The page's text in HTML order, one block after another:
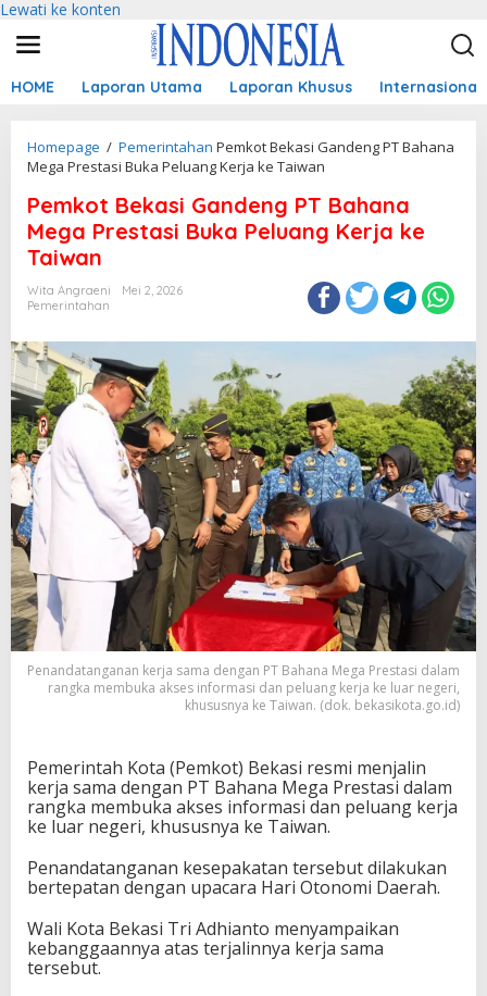
Lewati ke konten
HOME Laporan Utama Laporan Khusus Internasional
Homepage / Pemerintahan Pemkot Bekasi Gandeng PT Bahana
Mega Prestasi Buka Peluang Kerja ke Taiwan
Pemkot Bekasi Gandeng PT Bahana
Mega Prestasi Buka Peluang Kerja ke
Taiwan
Wita Angraeni
Mei 2, 2026
Pemerintahan
Penandatanganan kerja sama dengan PT Bahana Mega Prestasi dalam
rangka membuka akses informasi dan peluang kerja ke luar negeri,
khususnya ke Taiwan. (dok. bekasikota.go.id)
Pemerintah Kota (Pemkot) Bekasi resmi menjalin
kerja sama dengan PT Bahana Mega Prestasi dalam
rangka membuka akses informasi dan peluang kerja
ke luar negeri, khususnya ke Taiwan.
Penandatanganan kesepakatan tersebut dilakukan
bertepatan dengan upacara Hari Otonomi Daerah.
Wali Kota Bekasi Tri Adhianto menyampaikan
kebanggaannya atas terjalinnya kerja sama
tersebut.